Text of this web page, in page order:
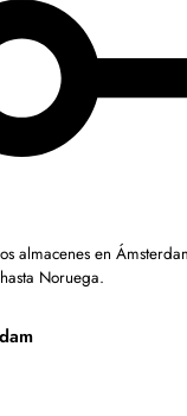
almacenes en
Noruega.